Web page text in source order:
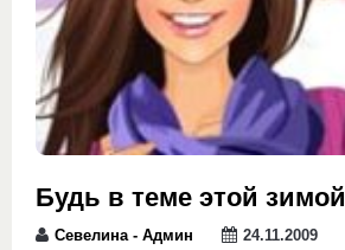
Будь в теме этой зимой
Севелина - Админ 24.11.2009